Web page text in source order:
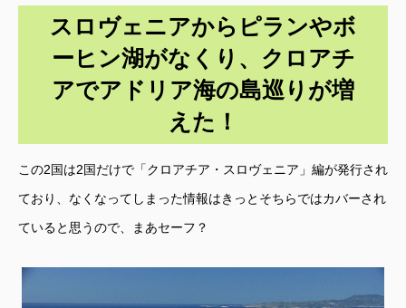
スロヴェニアからピランやボ
ーヒン湖がなくり、クロアチ
アでアドリア海の島巡りが増
えた！
この2国は2国だけで「クロアチア・スロヴェニア」編が発行され
ており、なくなってしまった情報はきっとそちらではカバーされ
ていると思うので、まあセーフ？